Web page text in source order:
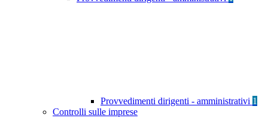
Provvedimenti dirigenti - amministrativi 1
Controlli sulle imprese